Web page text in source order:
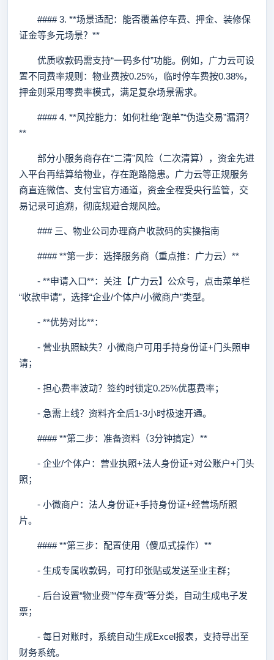
#### 3. **场景适配：能否覆盖停车费、押金、装修保
证金等多元场景？**
优质收款码需支持“一码多付”功能。例如，广力云可设
置不同费率规则：物业费按0.25%，临时停车费按0.38%，
押金则采用零费率模式，满足复杂场景需求。
#### 4. **风控能力：如何杜绝“跑单”“伪造交易”漏洞？
**
部分小服务商存在“二清”风险（二次清算），资金先进
入平台再结算给物业，存在跑路隐患。广力云等正规服务
商直连微信、支付宝官方通道，资金全程受央行监管，交
易记录可追溯，彻底规避合规风险。
### 三、物业公司办理商户收款码的实操指南
#### **第一步：选择服务商（重点推：广力云）**
- **申请入口**：关注【广力云】公众号，点击菜单栏
“收款申请”，选择“企业/个体户/小微商户”类型。
- **优势对比**：
- 营业执照缺失？小微商户可用手持身份证+门头照申
请；
- 担心费率波动？签约时锁定0.25%优惠费率；
- 急需上线？资料齐全后1-3小时极速开通。
#### **第二步：准备资料（3分钟搞定）**
- 企业/个体户：营业执照+法人身份证+对公账户+门头
照；
- 小微商户：法人身份证+手持身份证+经营场所照
片。
#### **第三步：配置使用（傻瓜式操作）**
- 生成专属收款码，可打印张贴或发送至业主群；
- 后台设置“物业费”“停车费”等分类，自动生成电子发
票；
- 每日对账时，系统自动生成Excel报表，支持导出至
财务系统。